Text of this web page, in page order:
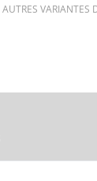
AUTRES VARIANTES